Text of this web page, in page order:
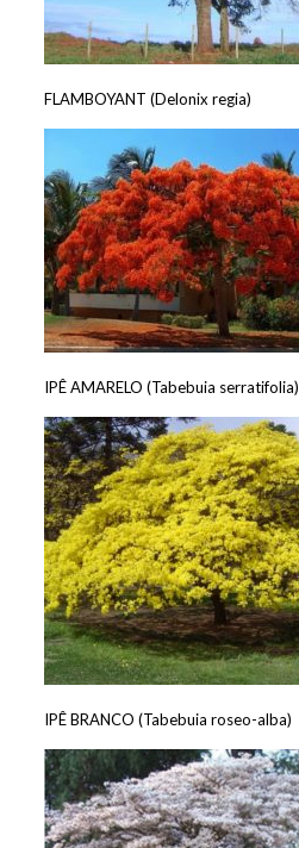
FLAMBOYANT (Delonix regia)
IPÊ AMARELO (Tabebuia serratifolia)
IPÊ BRANCO (Tabebuia roseo-alba)